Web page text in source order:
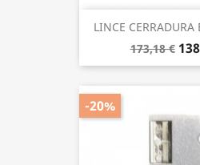
LINCE CERRADURA
173,18 €
-20%